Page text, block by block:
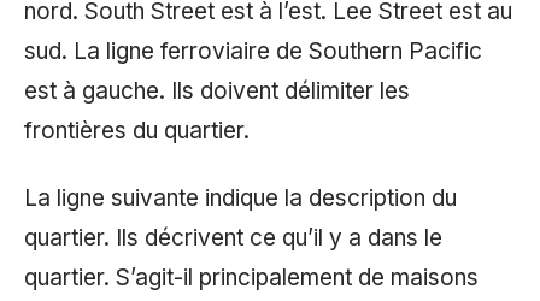
nord. South Street est à l’est. Lee Street est au
sud. La ligne ferroviaire de Southern Pacific
est à gauche. Ils doivent délimiter les
frontières du quartier.
La ligne suivante indique la description du
quartier. Ils décrivent ce qu’il y a dans le
quartier. S’agit-il principalement de maisons